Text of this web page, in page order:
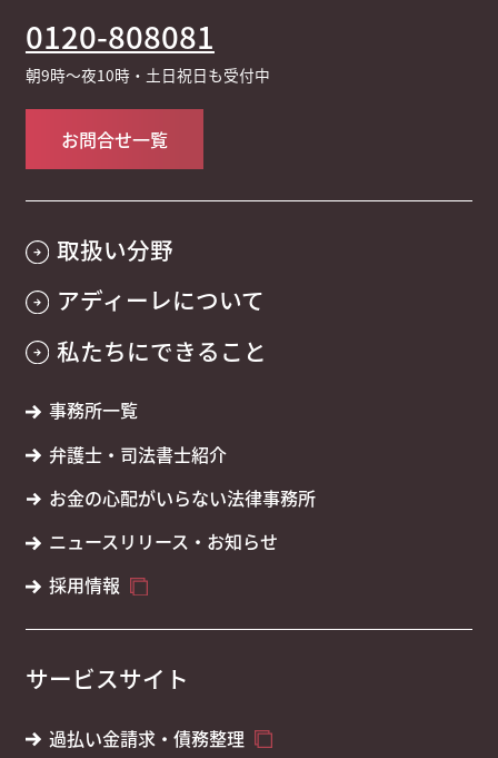
0120-808081
朝9時～夜10時・土日祝日も受付中
お問合せ一覧
取扱い分野
アディーレについて
私たちにできること
事務所一覧
弁護士・司法書士紹介
お金の心配がいらない法律事務所
ニュースリリース・お知らせ
採用情報
サービスサイト
過払い金請求・債務整理